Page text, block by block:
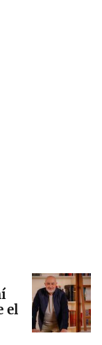
el